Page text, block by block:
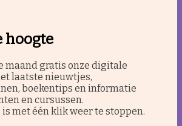
barmhartig
hoogte
maand gratis onze digitale
laatste nieuwtjes,
boekentips en informatie
en cursussen.
met één klik weer te stoppen.